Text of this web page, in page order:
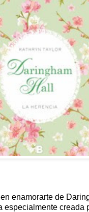
enamorarte de
especialmente creada